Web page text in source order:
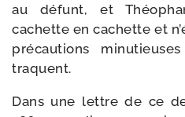
au défunt, et
cachette en cachette et
pré­cau­tions
traquent.
Dans une lettre de ce